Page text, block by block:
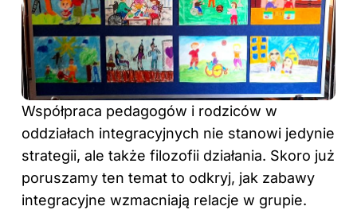
Współpraca pedagogów i rodziców w
oddziałach integracyjnych nie stanowi jedynie
strategii, ale także filozofii działania. Skoro już
poruszamy ten temat to odkryj, jak zabawy
integracyjne wzmacniają relacje w grupie.